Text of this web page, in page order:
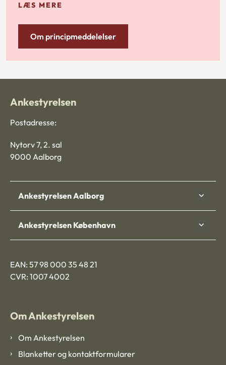
LÆS MERE
Om principmeddelelser
Ankestyrelsen
Postadresse:
Nytorv 7, 2. sal
9000 Aalborg
Ankestyrelsen Aalborg
Ankestyrelsen København
EAN: 57 98 000 35 48 21
CVR: 1007 4002
Om Ankestyrelsen
Om Ankestyrelsen
Blanketter og kontaktformularer